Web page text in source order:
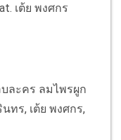
เต้ย พงศกร
บละคร ลมไพรผูก
ทร, เต้ย พงศกร,